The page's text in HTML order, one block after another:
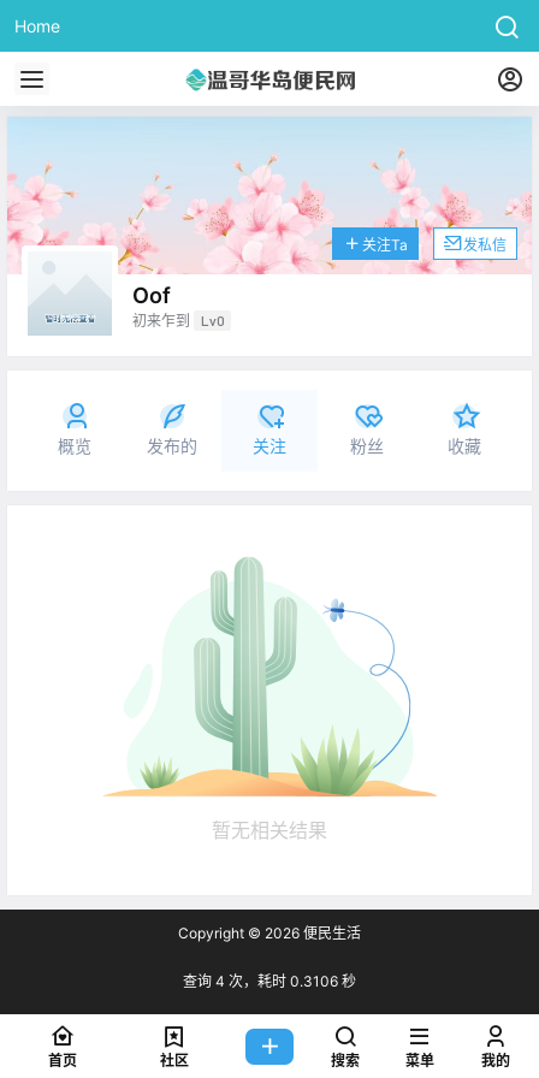
Home
Oof
初来乍到 Lv0
关注Ta 发私信
概览 发布的 关注 粉丝 收藏
暂无相关结果
Copyright © 2026 便民生活
查询 4 次，耗时 0.3106 秒
首页 社区 搜索 菜单 我的